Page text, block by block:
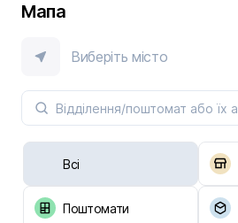
Мапа
Виберіть місто
Всі
Поштомати